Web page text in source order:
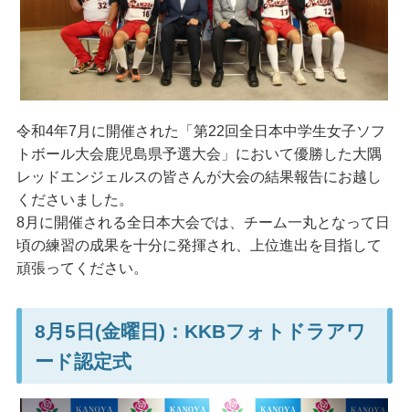
令和4年7月に開催された「第22回全日本中学生女子ソフ
トボール大会鹿児島県予選大会」において優勝した大隅
レッドエンジェルスの皆さんが大会の結果報告にお越し
くださいました。
8月に開催される全日本大会では、チーム一丸となって日
頃の練習の成果を十分に発揮され、上位進出を目指して
頑張ってください。
8月5日(金曜日)：KKBフォトドラアワ
ード認定式